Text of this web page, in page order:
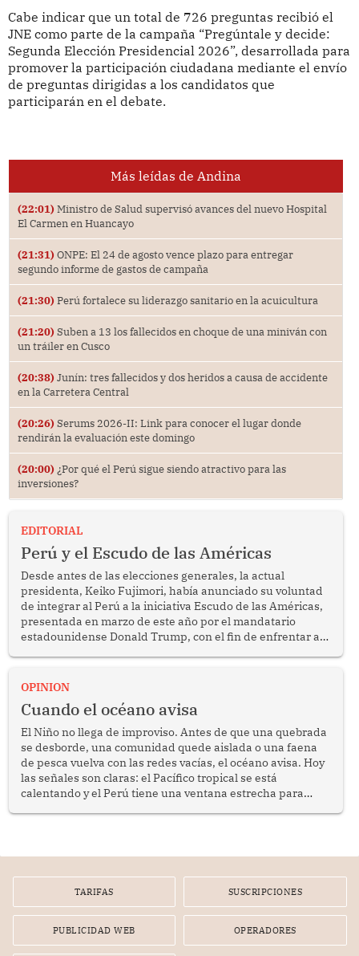
Cabe indicar que un total de 726 preguntas recibió el
JNE como parte de la campaña “Pregúntale y decide:
Segunda Elección Presidencial 2026”, desarrollada para
promover la participación ciudadana mediante el envío
de preguntas dirigidas a los candidatos que
participarán en el debate.
Más leídas de Andina
(22:01) Ministro de Salud supervisó avances del nuevo Hospital
El Carmen en Huancayo
(21:31) ONPE: El 24 de agosto vence plazo para entregar
segundo informe de gastos de campaña
(21:30) Perú fortalece su liderazgo sanitario en la acuicultura
(21:20) Suben a 13 los fallecidos en choque de una miniván con
un tráiler en Cusco
(20:38) Junín: tres fallecidos y dos heridos a causa de accidente
en la Carretera Central
(20:26) Serums 2026-II: Link para conocer el lugar donde
rendirán la evaluación este domingo
(20:00) ¿Por qué el Perú sigue siendo atractivo para las
inversiones?
EDITORIAL
Perú y el Escudo de las Américas
Desde antes de las elecciones generales, la actual
presidenta, Keiko Fujimori, había anunciado su voluntad
de integrar al Perú a la iniciativa Escudo de las Américas,
presentada en marzo de este año por el mandatario
estadounidense Donald Trump, con el fin de enfrentar al
OPINION
Cuando el océano avisa
El Niño no llega de improviso. Antes de que una quebrada
se desborde, una comunidad quede aislada o una faena
de pesca vuelva con las redes vacías, el océano avisa. Hoy
las señales son claras: el Pacífico tropical se está
calentando y el Perú tiene una ventana estrecha para
TARIFAS SUSCRIPCIONES
PUBLICIDAD WEB OPERADORES